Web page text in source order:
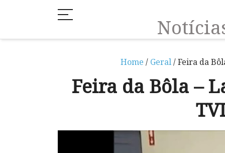
Home / Geral/ Feira da
Feira da Bôla –